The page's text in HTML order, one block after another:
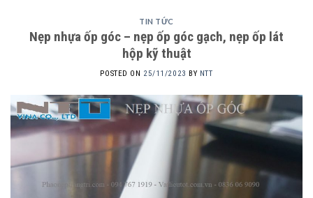
TIN TỨC
Nẹp nhựa ốp góc – nẹp ốp góc gạch, nẹp ốp lát
hộp kỹ thuật
POSTED ON 25/11/2023 BY NTT